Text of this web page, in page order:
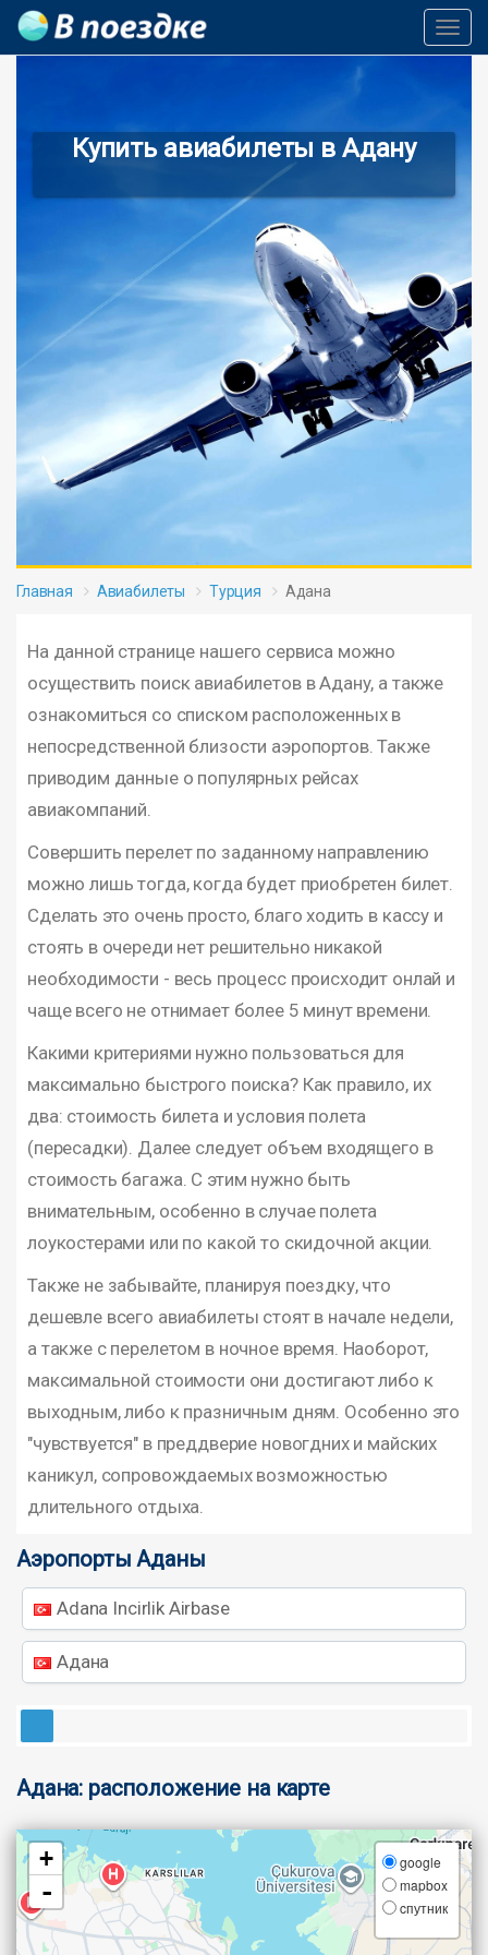
Купить авиабилеты в Адану
Главная Авиабилеты Турция Адана
На данной странице нашего сервиса можно
осуществить поиск авиабилетов в Адану, а также
ознакомиться со списком расположенных в
непосредственной близости аэропортов. Также
приводим данные о популярных рейсах
авиакомпаний.
Совершить перелет по заданному направлению
можно лишь тогда, когда будет приобретен билет.
Сделать это очень просто, благо ходить в кассу и
стоять в очереди нет решительно никакой
необходимости - весь процесс происходит онлай и
чаще всего не отнимает более 5 минут времени.
Какими критериями нужно пользоваться для
максимально быстрого поиска? Как правило, их
два: стоимость билета и условия полета
(пересадки). Далее следует объем входящего в
стоимость багажа. С этим нужно быть
внимательным, особенно в случае полета
лоукостерами или по какой то скидочной акции.
Также не забывайте, планируя поездку, что
дешевле всего авиабилеты стоят в начале недели,
а также с перелетом в ночное время. Наоборот,
максимальной стоимости они достигают либо к
выходным, либо к празничным дням. Особенно это
"чувствуется" в преддверие новогдних и майских
каникул, сопровождаемых возможностью
длительного отдыха.
Аэропорты Аданы
Adana Incirlik Airbase
Адана
Адана: расположение на карте
+
-
google
mapbox
cпутник